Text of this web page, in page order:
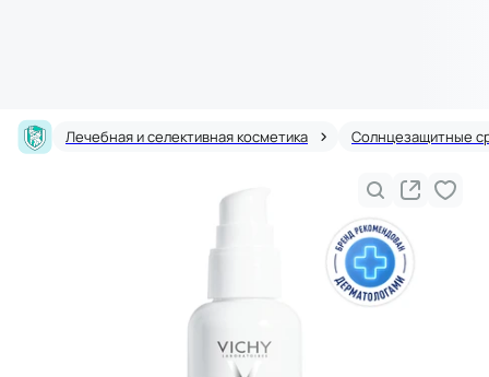
Лечебная и селективная косметика Солнцезащитные